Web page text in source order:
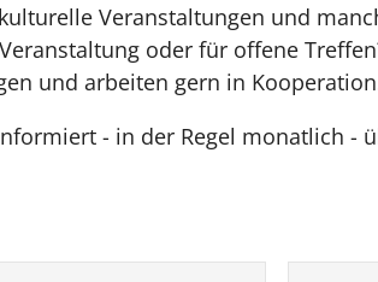
Veranstaltungen und
oder für offene
und arbeiten gern in
- in der Regel monatlich -